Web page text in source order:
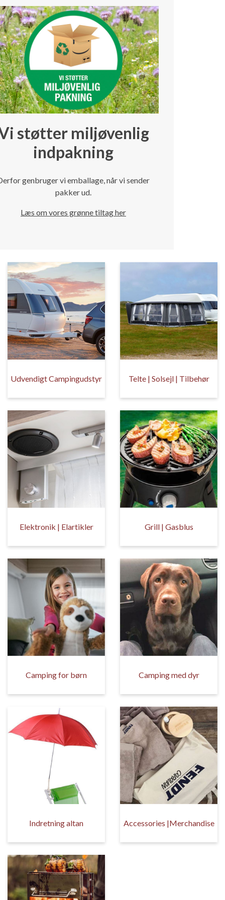
støtter miljøvenlig
indpakning
genbruger vi emballage, når vi sender
pakker ud.
Læs om vores grønne tiltag her
Udvendigt Campingudstyr Telte | Solsejl | Tilbehør
Elektronik | Elartikler Grill | Gasblus
Camping for børn Camping med dyr
Indretning altan Accessories |Merchandise